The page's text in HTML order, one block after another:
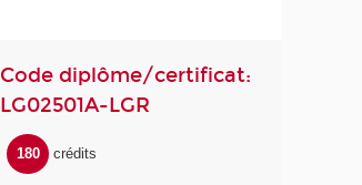
Code diplôme/certificat:
LG02501A-LGR
180 crédits